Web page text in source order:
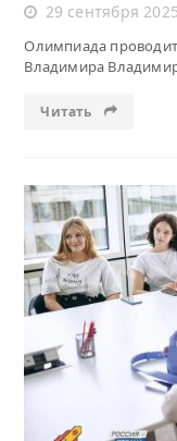
29 сентября 2025
Олимпиада
Владимира
Читать